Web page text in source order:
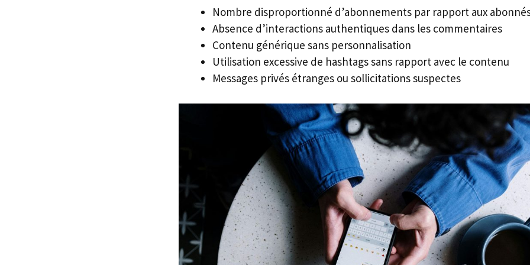
Nombre disproportionné d’abonnements par rapport aux
Absence d’interactions authentiques dans les commentaires
Contenu générique sans personnalisation
Utilisation excessive de hashtags sans rapport avec le contenu
Messages privés étranges ou sollicitations suspectes